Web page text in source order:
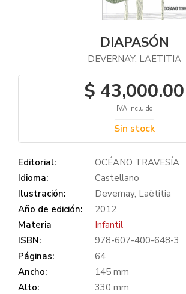
DIAPASÓN
DEVERNAY, LAËTITIA
$ 43,000.00
IVA incluido
Sin stock
Editorial:
OCÉANO TRAVESÍA
Idioma:
Castellano
Ilustración:
Devernay, Laëtitia
Año de edición:
2012
Materia
Infantil
ISBN:
978-607-400-648-3
Páginas:
64
Ancho:
145 mm
Alto:
330 mm